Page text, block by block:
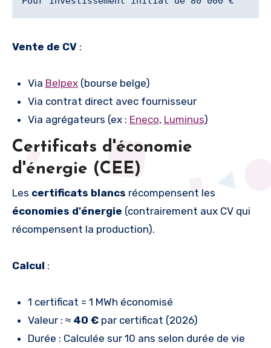
Vente de CV :
Via Belpex(bourse belge)
Via contrat direct avec fournisseur
Via agrégateurs (ex : Eneco, Luminus)
Certificats d'économie
d'énergie (CEE)
Les certificats blancs récompensent les
économies d'énergie (contrairement aux CV qui
récompensent la production).
Calcul :
1 certificat = 1 MWh économisé
Valeur : ≈ 40 €par certificat (2026)
Durée : Calculée sur 10 ans selon durée de vie